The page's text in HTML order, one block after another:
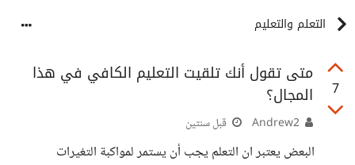
التعلم والتعليم
7
متى تقول أنك تلقيت التعليم الكافي في هذا
المجال؟
قبل سنتين
البعض يعتبر ان التعلم يجب أن يستمر لمواكبة التغيرات